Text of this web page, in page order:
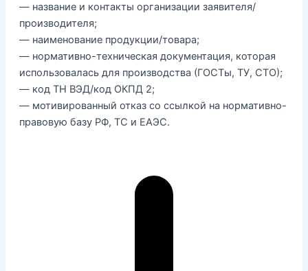
— название и контакты организации заявителя/
производителя;
— наименование продукции/товара;
— нормативно-техническая документация, которая
использовалась для производства (ГОСТы, ТУ, СТО);
— код ТН ВЭД/код ОКПД 2;
— мотивированный отказ со ссылкой на нормативно-
правовую базу РФ, ТС и ЕАЭС.